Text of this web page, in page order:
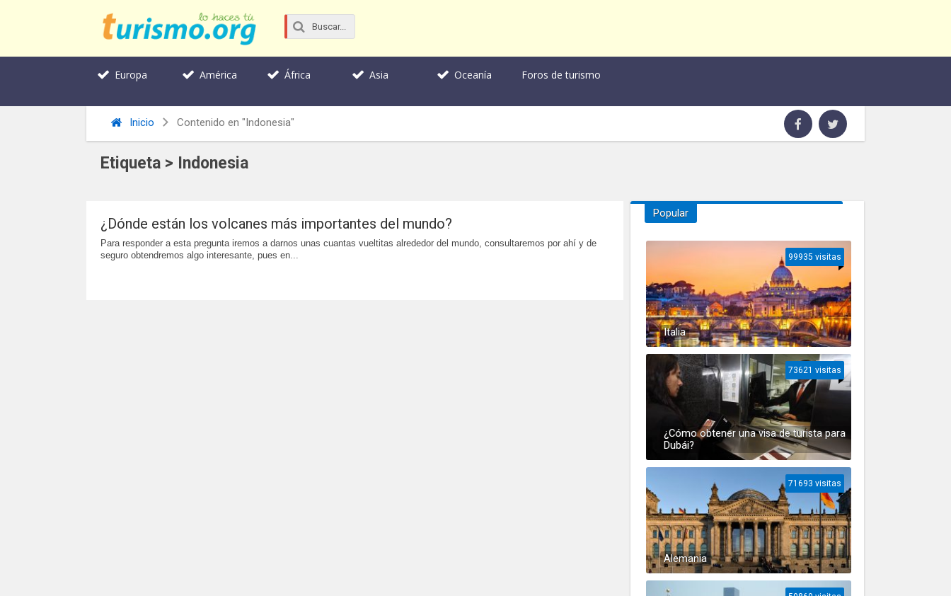
Europa América África Asia Oceanía Foros de turismo
Inicio Contenido en "Indonesia"
Etiqueta > Indonesia
¿Dónde están los volcanes más importantes del mundo?
Para responder a esta pregunta iremos a darnos unas cuantas vueltitas alrededor del mundo, consultaremos por ahí y de
seguro obtendremos algo interesante, pues en...
Popular
Italia
99935 visitas
¿Cómo obtener una visa de turista para
Dubái?
73621 visitas
Alemania
71693 visitas